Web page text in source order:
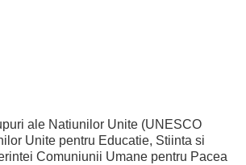
ale Natiunilor Unite (UNESCO
Unite pentru Educatie, Stiinta si
Comuniunii Umane pentru Pacea